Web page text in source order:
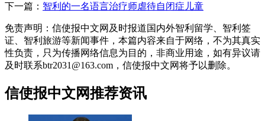
下一篇： 智利的一名语言治疗师虐待自闭症儿童
免责声明：信使报中文网及时报道国内外智利留学、智利签
证、智利旅游等新闻事件，本篇内容来自于网络，不为其真实
性负责，只为传播网络信息为目的，非商业用途，如有异议请
及时联系btr2031@163.com，信使报中文网将予以删除。
信使报中文网推荐资讯